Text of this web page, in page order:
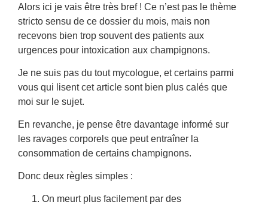
Alors ici je vais être très bref ! Ce n’est pas le thème
stricto sensu de ce dossier du mois, mais non
recevons bien trop souvent des patients aux
urgences pour intoxication aux champignons.
Je ne suis pas du tout mycologue, et certains parmi
vous qui lisent cet article sont bien plus calés que
moi sur le sujet.
En revanche, je pense être davantage informé sur
les ravages corporels que peut entraîner la
consommation de certains champignons.
Donc deux règles simples :
On meurt plus facilement par des